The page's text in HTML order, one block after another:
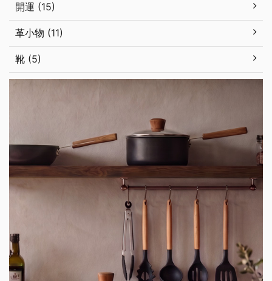
開運 (15)
革小物 (11)
靴 (5)